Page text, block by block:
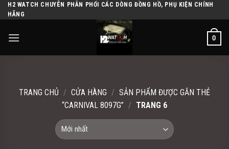
Skip
to
content
H2 WATCH CHUYÊN PHÂN PHỐI CÁC DÒNG ĐỒNG HỒ, PHỤ KIỆN CHÍNH
HÃNG
0
TRANG CHỦ / CỬA HÀNG / SẢN PHẨM ĐƯỢC GẮN THẺ
“CARNIVAL 8097G” / TRANG 6